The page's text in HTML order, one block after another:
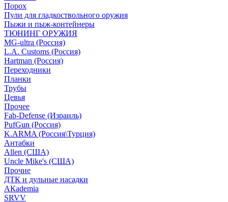
Порох
Пули для гладкоствольного оружия
Пыжи и пыж-контейнеры
ТЮНИНГ ОРУЖИЯ
MG-ultra (Россия)
L.A. Customs (Россия)
Hartman (Россия)
Переходники
Планки
Трубы
Цевья
Прочее
Fab-Defense (Израиль)
PufGun (Россия)
K.ARMA (Россия\Турция)
Антабки
Allen (США)
Uncle Mike's (США)
Прочие
ДТК и дульные насадки
АКademia
SRVV